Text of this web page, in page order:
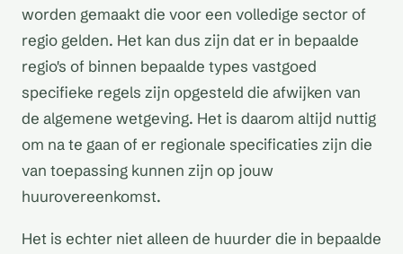
worden gemaakt die voor een volledige sector of
regio gelden. Het kan dus zijn dat er in bepaalde
regio's of binnen bepaalde types vastgoed
specifieke regels zijn opgesteld die afwijken van
de algemene wetgeving. Het is daarom altijd nuttig
om na te gaan of er regionale specificaties zijn die
van toepassing kunnen zijn op jouw
huurovereenkomst.
Het is echter niet alleen de huurder die in bepaalde